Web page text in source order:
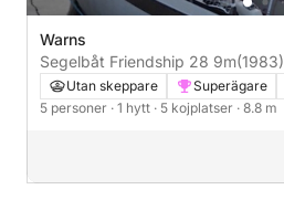
Warns
Segelbåt Friendship 28 9m(1983)
Utan skeppare Superägare
5 personer · 1 hytt · 5 kojplatser · 8.8 m